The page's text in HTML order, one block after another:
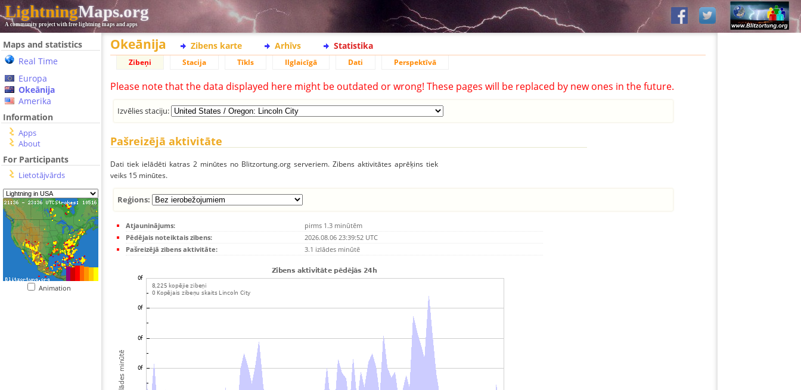
LightningMaps.org
A community project with free lightning maps and apps
Maps and statistics
Real Time
Europa
Okeānija
Amerika
Information
Apps
About
For Participants
Lietotājvārds
Animation
Okeānija Zibens karte Arhīvs Statistika
Zibeņi Stacija Tīkls Ilglaicīgā Dati Perspektīvā
Please note that the data displayed here might be outdated or wrong! These pages will be replaced by new ones in the future.
Izvēlies staciju:
Pašreizējā aktivitāte
Dati tiek ielādēti katras 2 minūtes no Blitzortung.org serveriem. Zibens aktivitātes aprēķins tiek
veiks 15 minūtes.
Reģions:
Atjauninājums:
pirms 1.3 minūtēm
Pēdējais noteiktais zibens:
2026.08.06 23:39:52 UTC
Pašreizējā zibens aktivitāte:
3.1 izlādes minūtē